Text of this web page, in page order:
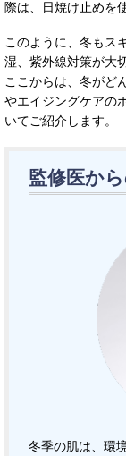
際は、日焼け止めを
このように、冬もス
湿、紫外線対策が大
ここからは、冬がど
やエイジングケアの
いてご紹介します。
監修医か
冬季の肌は、環